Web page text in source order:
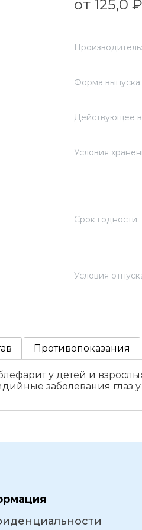
от 125,0 ₽
Производитель:
Форма выпуска:
Действующее
Условия
Срок годности:
Условия
Противопоказания
у детей и
заболевания глаз у